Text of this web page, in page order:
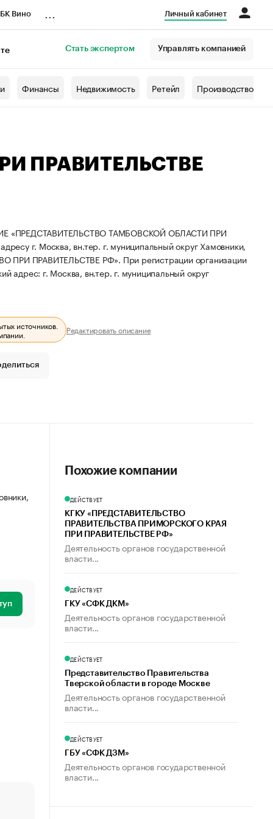
Вино Личный кабинет
Стать экспертом Управлять компанией
Финансы Недвижимость Ретейл Производство
ПРАВИТЕЛЬСТВЕ
«ПРЕДСТАВИТЕЛЬСТВО ТАМБОВСКОЙ ОБЛАСТИ ПРИ
г. Москва, вн.тер. г. муниципальный округ Хамовники,
ПРИ ПРАВИТЕЛЬСТВЕ РФ». При регистрации организации
адрес: г. Москва, вн.тер. г. муниципальный округ
источников. Редактировать описание
Похожие компании
ДЕЙСТВУЕТ
КГКУ «ПРЕДСТАВИТЕЛЬСТВО
ПРАВИТЕЛЬСТВА ПРИМОРСКОГО КРАЯ
ПРИ ПРАВИТЕЛЬСТВЕ РФ»
Деятельность органов государственной
власти...
ДЕЙСТВУЕТ
ГКУ «СФК ДКМ»
Деятельность органов государственной
власти...
ДЕЙСТВУЕТ
Представительство Правительства
Тверской области в городе Москве
Деятельность органов государственной
власти...
ДЕЙСТВУЕТ
ГБУ «СФК ДЗМ»
Деятельность органов государственной
власти...